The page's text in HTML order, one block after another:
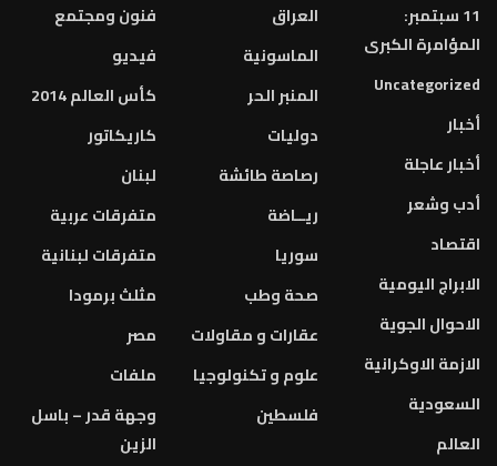
11 سبتمبر:
المؤامرة الكبرى
Uncategorized
أخبار
أخبار عاجلة
أدب وشعر
اقتصاد
الابراج اليومية
الاحوال الجوية
الازمة الاوكرانية
السعودية
العالم
العراق
الماسونية
المنبر الحر
دوليات
رصاصة طائشة
ريــاضة
سوريا
صحة وطب
عقارات و مقاولات
علوم و تكنولوجيا
فلسطين
فنون ومجتمع
فيديو
كأس العالم 2014
كاريكاتور
لبنان
متفرقات عربية
متفرقات لبنانية
مثلث برمودا
مصر
ملفات
وجهة قدر – باسل
الزين